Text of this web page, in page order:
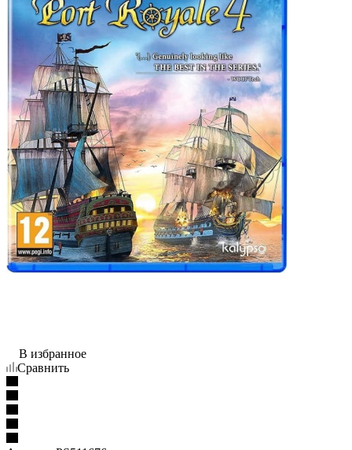
В избранное
Сравнить